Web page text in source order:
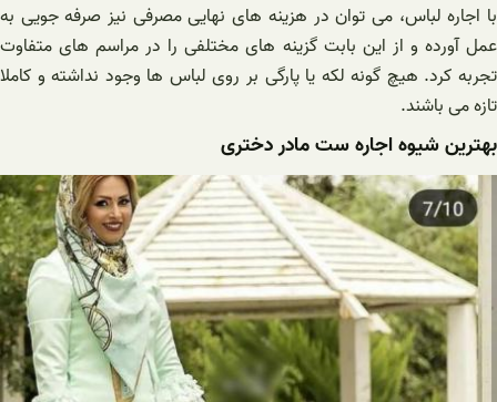
با اجاره لباس، می توان در هزینه های نهایی مصرفی نیز صرفه جویی به
عمل آورده و از این بابت گزینه های مختلفی را در مراسم های متفاوت
تجربه کرد. هیچ گونه لکه یا پارگی بر روی لباس ها وجود نداشته و کاملا
تازه می باشند.
بهترین شیوه اجاره ست مادر دختری